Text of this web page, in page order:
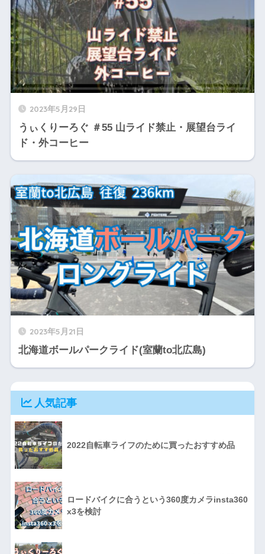
2023年5月29日
うぃくりーろぐ ＃55 山ライド禁止・展望台ライ
ド・外コーヒー
2023年5月21日
北海道ボールパークライド(室蘭to北広島)
人気記事
2022自転車ライフのために買ったおすすめ品
ロードバイクに合うという360度カメラinsta360
x3を検討